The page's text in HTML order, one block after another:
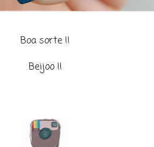
Boa sorte !!
Beijoo !!